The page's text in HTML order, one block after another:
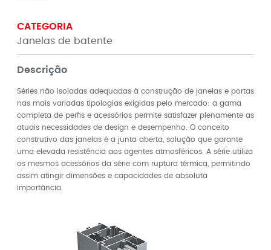
CATEGORIA
Janelas de batente
Descrição
Séries não isoladas adequadas à construção de janelas e portas
nas mais variadas tipologias exigidas pelo mercado: a gama
completa de perfis e acessórios permite satisfazer plenamente as
atuais necessidades de design e desempenho. O conceito
construtivo das janelas é a junta aberta, solução que garante
uma elevada resistência aos agentes atmosféricos. A série utiliza
os mesmos acessórios da série com ruptura térmica, permitindo
assim atingir dimensões e capacidades de absoluta
importância.